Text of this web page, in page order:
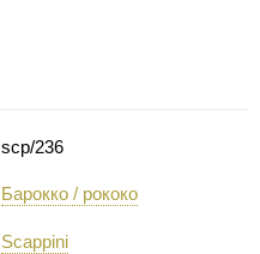
scp/236
Барокко / рококо
Scappini